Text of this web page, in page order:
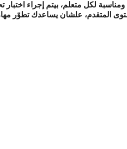
لكل متعلم، بيتم إجراء اختبار
المتقدم، علشان يساعدك تطوّر